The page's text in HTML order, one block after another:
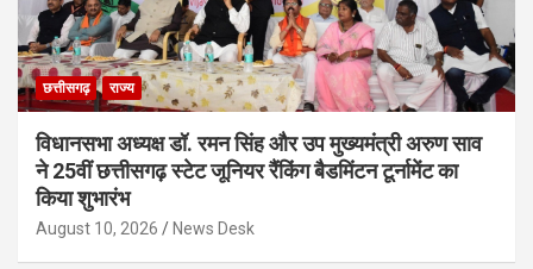
छत्तीसगढ़ राज्य
विधानसभा अध्यक्ष डॉ. रमन सिंह और उप मुख्यमंत्री अरुण साव
ने 25वीं छत्तीसगढ़ स्टेट जूनियर रैंकिंग बैडमिंटन टूर्नामेंट का
किया शुभारंभ
August 10, 2026 News Desk